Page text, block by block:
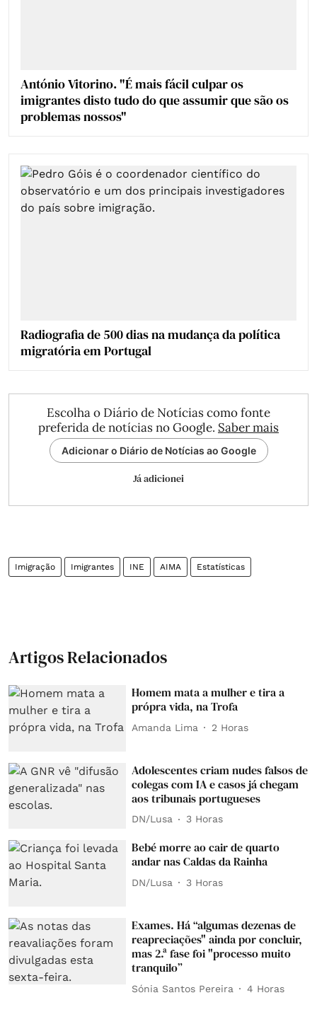
António Vitorino. "É mais fácil culpar os
imigrantes disto tudo do que assumir que são os
problemas nossos"
Radiografia de 500 dias na mudança da política
migratória em Portugal
Escolha o Diário de Notícias como fonte
preferida de notícias no Google. Saber mais
Adicionar o Diário de Notícias ao Google
Já adicionei
Imigração Imigrantes INE AIMA Estatísticas
Artigos Relacionados
Homem mata a mulher e tira a
própra vida, na Trofa
Amanda Lima 2 Horas
Adolescentes criam nudes falsos de
colegas com IA e casos já chegam
aos tribunais portugueses
DN/Lusa 3 Horas
Bebé morre ao cair de quarto
andar nas Caldas da Rainha
DN/Lusa 3 Horas
Exames. Há “algumas dezenas de
reapreciações" ainda por concluir,
mas 2.ª fase foi "processo muito
tranquilo”
Sónia Santos Pereira 4 Horas